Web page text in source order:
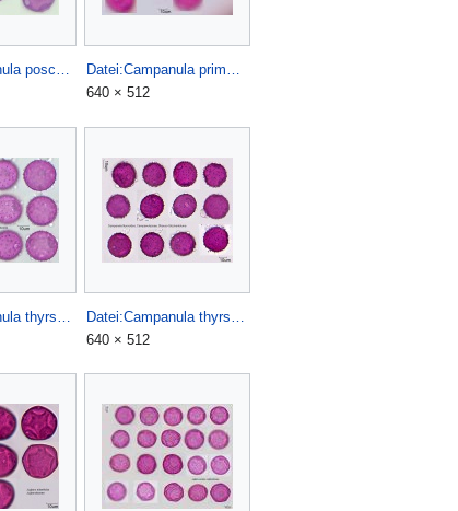
Datei:Campanula poscharskyana.jpg
Datei:Campanula primulifolia.jpg
640 × 512
640 × 512